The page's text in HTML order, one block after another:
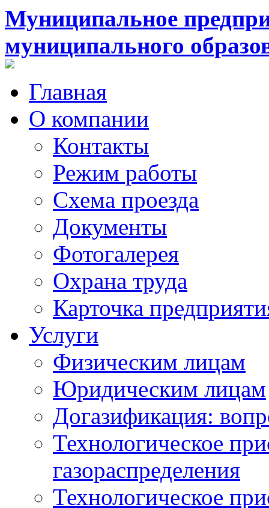
Муниципальное
муниципального
Главная
О компании
Контакты
Режим работы
Схема проезда
Документы
Фотогалерея
Охрана труда
Карточка
Услуги
Физическим лицам
Юридическим лицам
Догазификация:
Технологическое
газораспределения
Технологическое